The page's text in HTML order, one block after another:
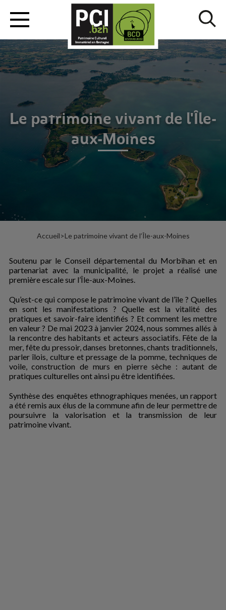
Le patrimoine vivant de l'Île-
aux-Moines
Accueil>Le patrimoine vivant de l’Île-aux-Moines
Soutenu par le Conseil départemental du Morbihan et en
partenariat avec la municipalité, le projet a réalisé une
première escale sur l’Île-aux-Moines.
Qu’est-ce qui compose le patrimoine vivant de l’île ? Quelles
en sont les manifestations ? Quelle est la vitalité des
pratiques et savoir-faire identifiés ? Et comment les mettre
en valeur ? De mai 2023 à janvier 2024, nous sommes allés à
la rencontre des habitants et acteurs associatifs. Fête de la
mer, fête du pressoir, danses bretonnes, chants traditionnels,
parler îlois, culture et pressage de la pomme, techniques de
voile, construction de murs en pierre sèche : autant de
pratiques culturelles ont ainsi pu être identifiées.
Synthèse des enquêtes ethnographiques menées, un rapport
a été remis aux élus de la commune afin de leur permettre de
poursuivre la valorisation et la transmission de leur
patrimoine vivant.